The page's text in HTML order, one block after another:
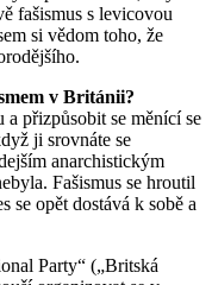
fašismus s levicovou
si vědom toho, že
v Británii?
a přizpůsobit se měnící se
ji srovnáte se
anarchistickým
Fašismus se hroutil
se opět dostává k sobě a
Party“ („Britská